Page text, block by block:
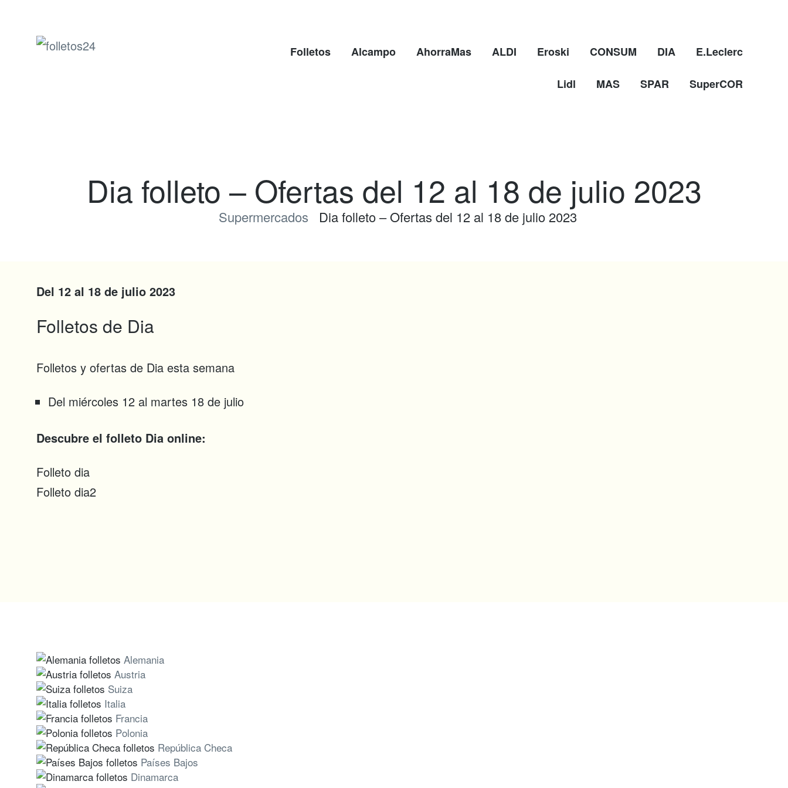
Folletos Alcampo AhorraMas ALDI Eroski CONSUM DIA E.Leclerc
Lidl MAS SPAR SuperCOR
Dia folleto – Ofertas del 12 al 18 de julio 2023
Supermercados Dia folleto – Ofertas del 12 al 18 de julio 2023
Del 12 al 18 de julio 2023
Folletos de Dia
Folletos y ofertas de Dia esta semana
Del miércoles 12 al martes 18 de julio
Descubre el folleto Dia online:
Folleto dia
Folleto dia2
Alemania
Austria
Suiza
Italia
Francia
Polonia
República Checa
Países Bajos
Dinamarca